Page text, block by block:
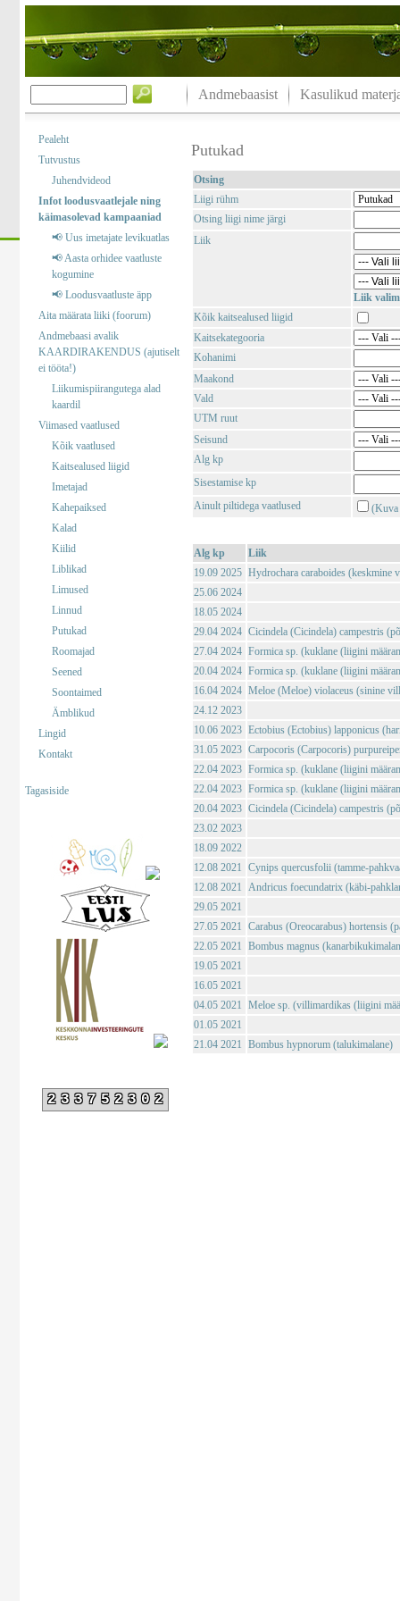
Andmebaasist Kasulikud
Pealeht
Tutvustus
Juhendvideod
Infot loodusvaatlejale ning
käimasolevad kampaaniad
📢 Uus imetajate levikuatlas
📢 Aasta orhidee vaatluste
kogumine
📢 Loodusvaatluste äpp
Aita määrata liiki (foorum)
Andmebaasi avalik
KAARDIRAKENDUS (ajutiselt
ei tööta!)
Liikumispiirangutega alad
kaardil
Viimased vaatlused
Kõik vaatlused
Kaitsealused liigid
Imetajad
Kahepaiksed
Kalad
Kiilid
Liblikad
Limused
Linnud
Putukad
Roomajad
Seened
Soontaimed
Ämblikud
Lingid
Kontakt
Tagasiside
233752302
Putukad
Otsing
Liigi rühm
Otsing liigi nime järgi
Liik
Liik
Kõik kaitsealused liigid
Kaitsekategooria
Kohanimi
Maakond
Vald
UTM ruut
Seisund
Alg kp
Sisestamise kp
Ainult piltidega vaatlused
(Kuva
Alg kp
Liik
19.09 2025 Hydrochara caraboides (keskmine
25.06 2024
18.05 2024
29.04 2024 Cicindela (Cicindela) campestris
27.04 2024 Formica sp. (kuklane (liigini
20.04 2024 Formica sp. (kuklane (liigini
16.04 2024 Meloe (Meloe) violaceus (sinine
24.12 2023
10.06 2023 Ectobius (Ectobius) lapponicus
31.05 2023 Carpocoris (Carpocoris)
22.04 2023 Formica sp. (kuklane (liigini
22.04 2023 Formica sp. (kuklane (liigini
20.04 2023 Cicindela (Cicindela) campestris
23.02 2023
18.09 2022
12.08 2021 Cynips quercusfolii (tamme-
12.08 2021 Andricus foecundatrix (käbi-
29.05 2021
27.05 2021 Carabus (Oreocarabus) hortensis
22.05 2021 Bombus magnus
19.05 2021
16.05 2021
04.05 2021 Meloe sp. (villimardikas (liigini
01.05 2021
21.04 2021 Bombus hypnorum (talukimalane)